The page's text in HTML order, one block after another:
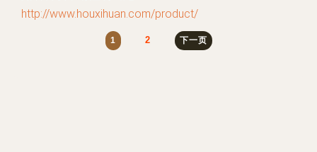
http://www.houxihuan.com/product/
1 2 下一页